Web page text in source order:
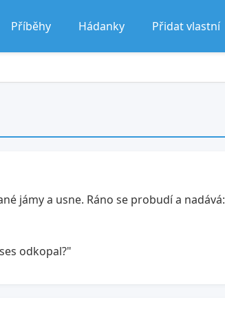
Příběhy Hádanky Přidat vlastní
jámy a usne. Ráno se probudí a nadává:
odkopal?"